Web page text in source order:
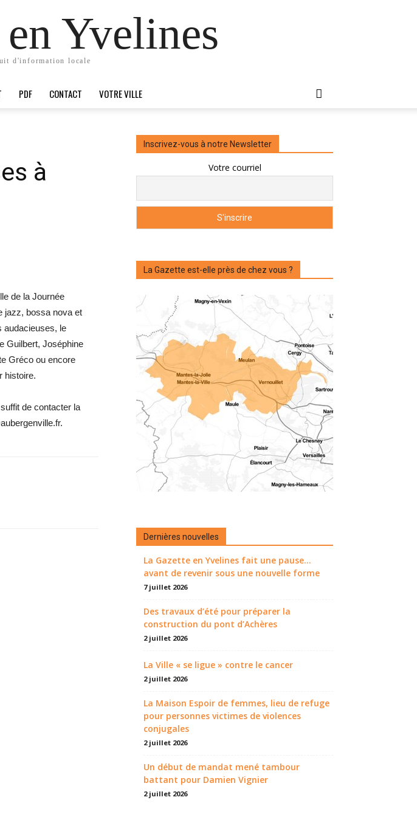
Yvelines
d'information locale
PDF CONTACT VOTRE VILLE
à
de la Journée
jazz, bossa nova et
audacieuses, le
Guilbert, Joséphine
Gréco ou encore
histoire.
de contacter la
Inscrivez-vous à notre Newsletter
Votre courriel
La Gazette est-elle près de chez vous ?
Dernières nouvelles
La Gazette en Yvelines fait une pause...
avant de revenir sous une nouvelle forme
7 juillet 2026
Des travaux d’été pour préparer la
construction du pont d’Achères
2 juillet 2026
La Ville « se ligue » contre le cancer
2 juillet 2026
La Maison Espoir de femmes, lieu de refuge
pour personnes victimes de violences
conjugales
2 juillet 2026
Un début de mandat mené tambour
battant pour Damien Vignier
2 juillet 2026